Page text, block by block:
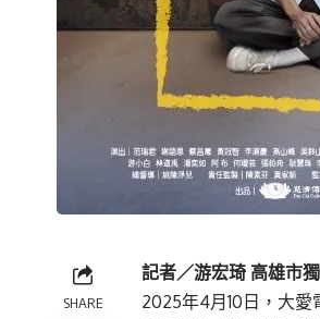
SHARE
記者／游宏琦 高雄市
2025年4月10日，大